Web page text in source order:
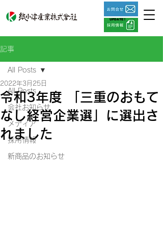
UPDATE !
記事
All Posts
会社お知らせ
メディア
採用情報
新商品のお知らせ
All Posts
令和3年度 「三重のおもて
なし経営企業選」に選出さ
れました
2022年3月25日